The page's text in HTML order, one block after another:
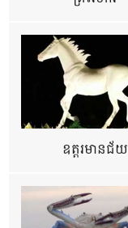
ឧត្ដរមានជ័យ